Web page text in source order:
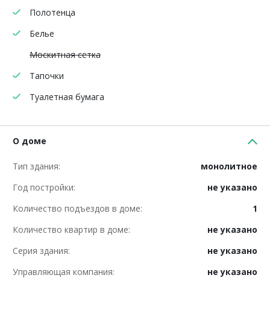
Полотенца
Белье
Москитная сетка
Тапочки
Туалетная бумага
О доме
Тип здания:
монолитное
Год постройки:
не указано
Количество подъездов в доме:
1
Количество квартир в доме:
не указано
Серия здания:
не указано
Управляющая компания:
не указано